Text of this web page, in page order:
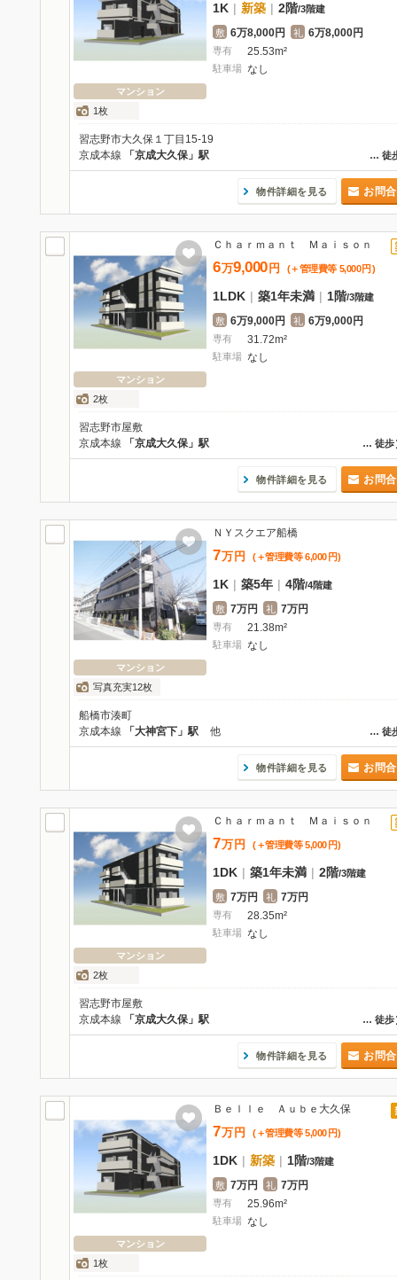
マンション
1枚
1K | 新築 | 2階/3階建
敷 6万8,000円 礼 6万8,000円
専有 25.53m²
駐車場 なし
習志野市大久保１丁目15-19
… 徒
京成本線 「京成大久保」駅
物件詳細を見る お問
マンション
2枚
Ｃｈａｒｍａｎｔ Ｍａｉｓｏｎ
6万9,000 円 (＋管理費等 5,000 円 )
1LDK | 築1年未満 | 1階/3階建
敷 6万9,000円 礼 6万9,000円
専有 31.72m²
駐車場 なし
習志野市屋敷
… 徒歩
京成本線 「京成大久保」駅
物件詳細を見る お問
マンション
写真充実12枚
ＮＹスクエア船橋
7万 円 (＋管理費等 6,000 円)
1K | 築5年 | 4階/4階建
敷 7万円 礼 7万円
専有 21.38m²
駐車場 なし
船橋市湊町
… 徒
京成本線 「大神宮下」駅 他
物件詳細を見る お問
マンション
2枚
Ｃｈａｒｍａｎｔ Ｍａｉｓｏｎ
7万 円 (＋管理費等 5,000 円)
1DK | 築1年未満 | 2階/3階建
敷 7万円 礼 7万円
専有 28.35m²
駐車場 なし
習志野市屋敷
… 徒歩
京成本線 「京成大久保」駅
物件詳細を見る お問
マンション
1枚
Ｂｅｌｌｅ Ａｕｂｅ大久保
7万 円 (＋管理費等 5,000 円)
1DK | 新築 | 1階/3階建
敷 7万円 礼 7万円
専有 25.96m²
駐車場 なし